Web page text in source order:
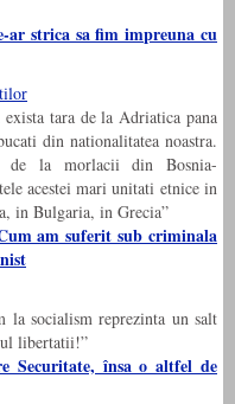
strica sa fim impreuna cu
tara de la Adriatica pana
din nationalitatea noastra.
de la morlacii din Bosnia-
acestei mari unitati etnice in
in Bulgaria, in Grecia”
am suferit sub criminala
la socialism reprezinta un salt
libertatii!”
Securitate, însa o altfel de